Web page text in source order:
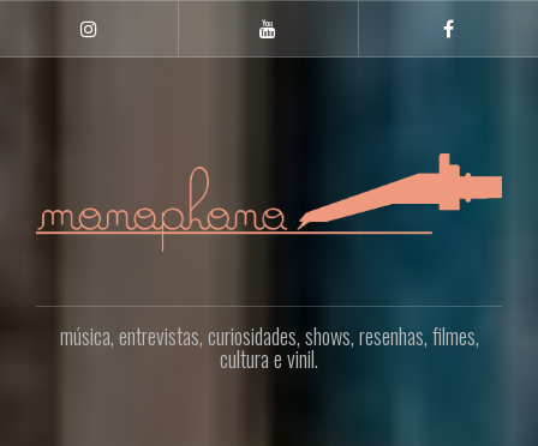
o
YOUTUBE
música, entrevistas, curiosidades, shows, resenhas, filmes,
cultura e vinil.